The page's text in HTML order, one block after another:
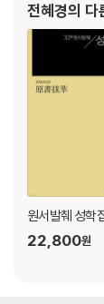
4. 위정(爲政) 하
제3장 선을 취
제4장 시급한
제5장 선왕을
제6장 하늘의
제7장 기강을
제8장 백성을
제10장 정치의
해설
전혜경의 다
원서발췌 성학
22,800원